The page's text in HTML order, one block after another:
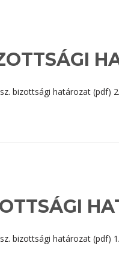
bizottsági határozat
bizottsági határozat